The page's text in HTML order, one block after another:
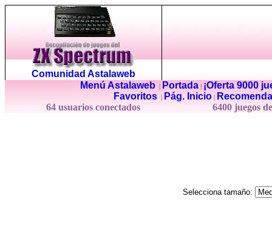
Comunidad Astalaweb
Menú Astalaweb| Portada|
¡Oferta 9000
Favoritos
Pág. Inicio
64 usuarios conectados
6400 juegos
Selecciona tamaño: